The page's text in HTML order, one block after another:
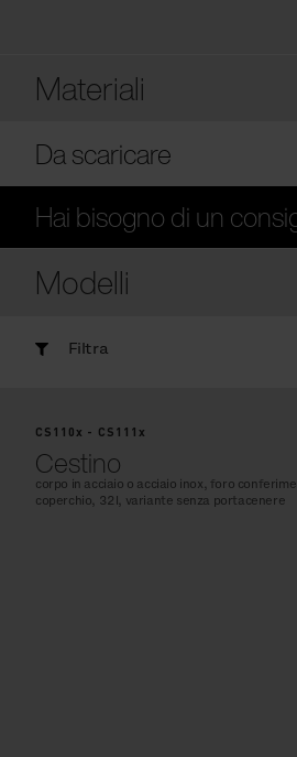
Materiali
Da scaricare
Hai bisogno di un
Modelli
Filtra
CS110x - CS111x
Cestino
corpo in acciaio o acciaio inox, foro
coperchio, 32l, variante senza portacenere